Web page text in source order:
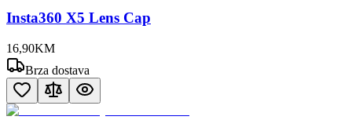
Insta360 X5 Lens Cap
16,90KM
Brza dostava